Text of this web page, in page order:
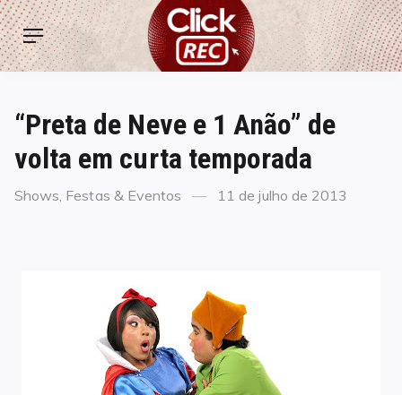
Skip
to
content
ClickREC
Menu
“Preta de Neve e 1 Anão” de
volta em curta temporada
Categories
Shows, Festas & Eventos
Posted
11 de julho de 2013